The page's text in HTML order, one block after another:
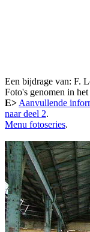
Een bijdrage van: F.
Foto's genomen in
E> Aanvullende
naar deel 2.
Menu fotoseries.